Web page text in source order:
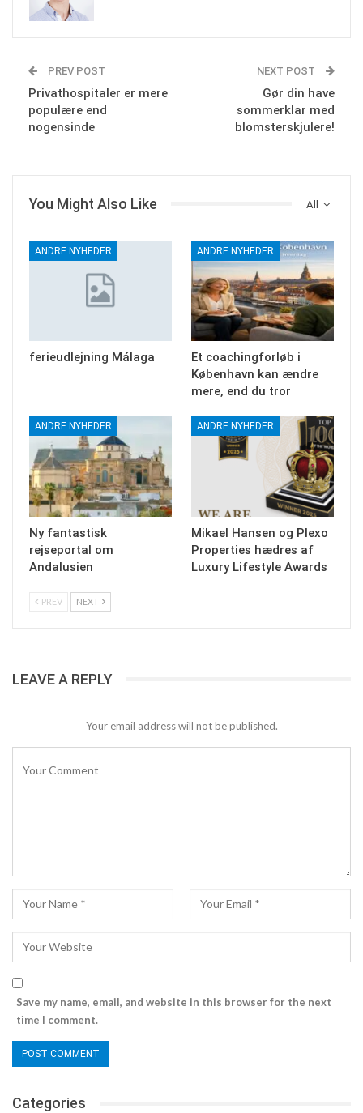
PREV POST
Privathospitaler er mere
populære end
nogensinde
NEXT POST
Gør din have
sommerklar med
blomsterskjulere!
All
You Might Also Like
ANDRE NYHEDER
ferieudlejning Málaga
ANDRE NYHEDER
Et coachingforløb i
København kan ændre
mere, end du tror
ANDRE NYHEDER
Ny fantastisk
rejseportal om
Andalusien
ANDRE NYHEDER
Mikael Hansen og Plexo
Properties hædres af
Luxury Lifestyle Awards
PREV NEXT
LEAVE A REPLY
Your email address will not be published.
Save my name, email, and website in this browser for the next
time I comment.
Categories